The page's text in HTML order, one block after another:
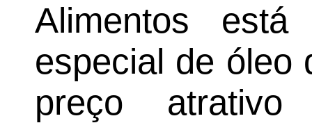
Alimentos
especial de óleo
preço